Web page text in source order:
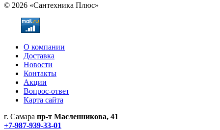
© 2026 «Сантехника Плюс»
О компании
Доставка
Новости
Контакты
Акции
Вопрос-ответ
Карта сайта
г. Самара пр-т Масленникова, 41
+7-987-939-33-01